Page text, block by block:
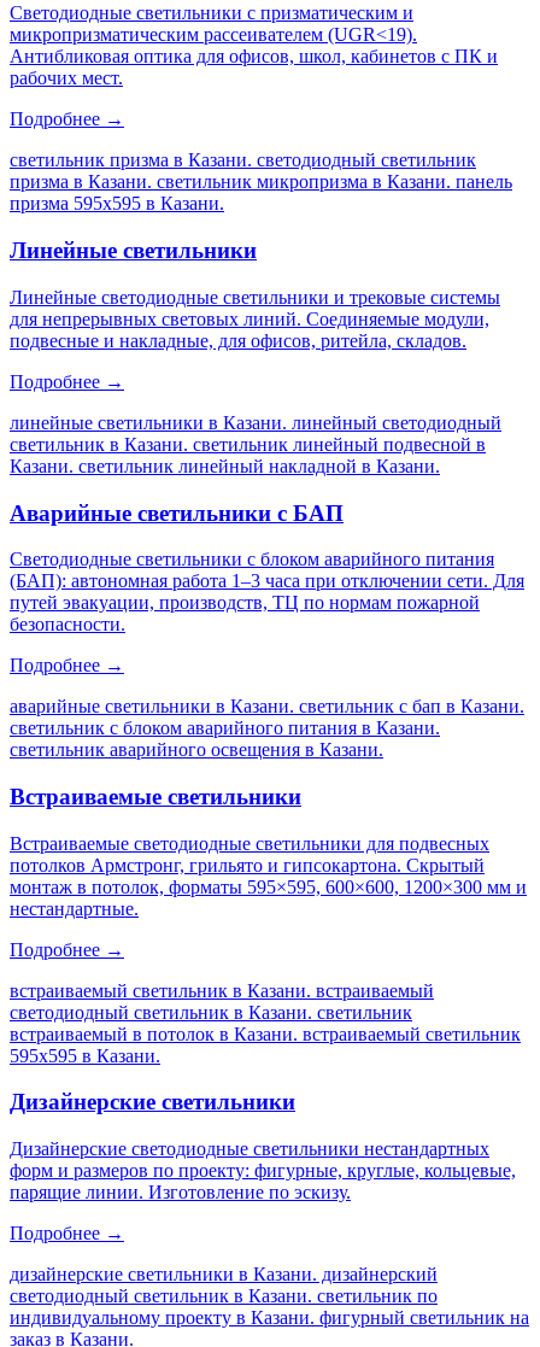
Светодиодные светильники с призматическим и
микропризматическим рассеивателем (UGR<19).
Антибликовая оптика для офисов, школ, кабинетов с ПК и
рабочих мест.
Подробнее →
светильник призма в Казани. светодиодный светильник
призма в Казани. светильник микропризма в Казани. панель
призма 595х595 в Казани.
Линейные светильники
Линейные светодиодные светильники и трековые системы
для непрерывных световых линий. Соединяемые модули,
подвесные и накладные, для офисов, ритейла, складов.
Подробнее →
линейные светильники в Казани. линейный светодиодный
светильник в Казани. светильник линейный подвесной в
Казани. светильник линейный накладной в Казани.
Аварийные светильники с БАП
Светодиодные светильники с блоком аварийного питания
(БАП): автономная работа 1–3 часа при отключении сети. Для
путей эвакуации, производств, ТЦ по нормам пожарной
безопасности.
Подробнее →
аварийные светильники в Казани. светильник с бап в Казани.
светильник с блоком аварийного питания в Казани.
светильник аварийного освещения в Казани.
Встраиваемые светильники
Встраиваемые светодиодные светильники для подвесных
потолков Армстронг, грильято и гипсокартона. Скрытый
монтаж в потолок, форматы 595×595, 600×600, 1200×300 мм и
нестандартные.
Подробнее →
встраиваемый светильник в Казани. встраиваемый
светодиодный светильник в Казани. светильник
встраиваемый в потолок в Казани. встраиваемый светильник
595х595 в Казани.
Дизайнерские светильники
Дизайнерские светодиодные светильники нестандартных
форм и размеров по проекту: фигурные, круглые, кольцевые,
парящие линии. Изготовление по эскизу.
Подробнее →
дизайнерские светильники в Казани. дизайнерский
светодиодный светильник в Казани. светильник по
индивидуальному проекту в Казани. фигурный светильник на
заказ в Казани.